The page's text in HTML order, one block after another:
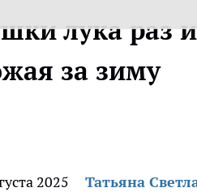
лука раз и
за зиму
2025
Татьяна